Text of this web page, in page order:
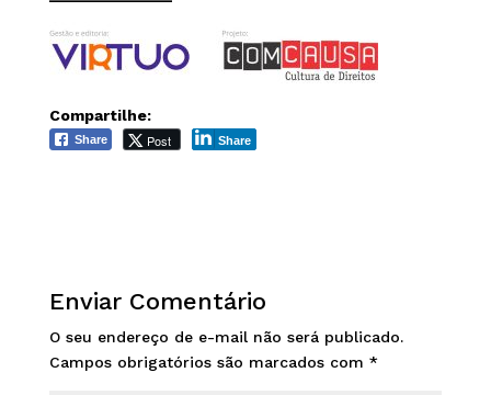
Compartilhe:
Share Post Share
Enviar Comentário
O seu endereço de e-mail não será publicado.
Campos obrigatórios são marcados com *